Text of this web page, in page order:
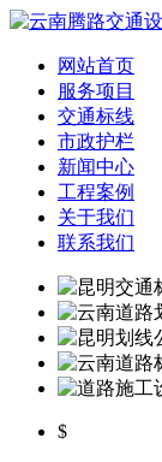
网站首页
服务项目
交通标线
市政护栏
新闻中心
工程案例
关于我们
联系我们
$